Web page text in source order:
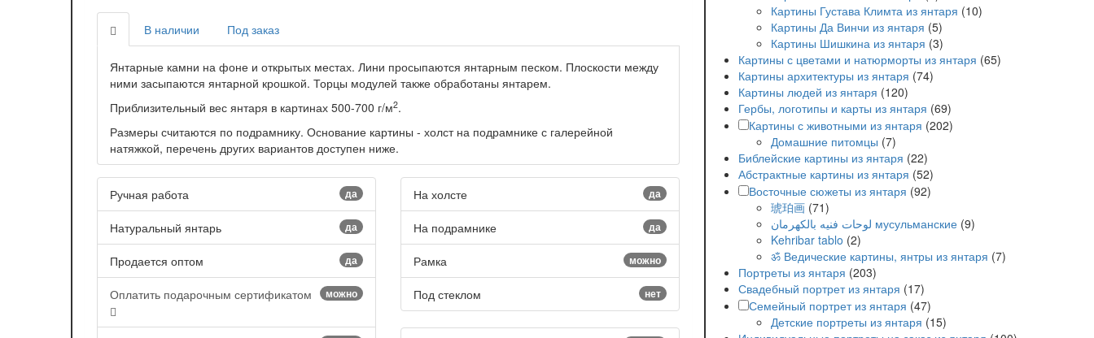
В наличии Под заказ
Янтарные камни на фоне и открытых местах. Лини просыпаются янтарным песком. Плоскости между
ними засыпаются янтарной крошкой. Торцы модулей также обработаны янтарем.
Приблизительный вес янтаря в картинах 500-700 г/м2.
Размеры считаются по подрамнику. Основание картины - холст на подрамнике с галерейной
натяжкой, перечень других вариантов доступен ниже.
да
Ручная работа
да
Натуральный янтарь
да
Продается оптом
можно
Оплатить подарочным сертификатом
да
На холсте
да
На подрамнике
можно
Рамка
нет
Под стеклом
Картины Густава Климта из янтаря (10)
Картины Да Винчи из янтаря (5)
Картины Шишкина из янтаря (3)
Картины с цветами и натюрморты из янтаря (65)
Картины архитектуры из янтаря (74)
Картины людей из янтаря (120)
Гербы, логотипы и карты из янтаря (69)
Картины с животными из янтаря (202)
Домашние питомцы (7)
Библейские картины из янтаря (22)
Абстрактные картины из янтаря (52)
Восточные сюжеты из янтаря (92)
琥珀画 (71)
لوحات فنيه بالكهرمان мусульманские (9)
Kehribar tablo (2)
ॐ Ведические картины, янтры из янтаря (7)
Портреты из янтаря (203)
Свадебный портрет из янтаря (17)
Семейный портрет из янтаря (47)
Детские портреты из янтаря (15)